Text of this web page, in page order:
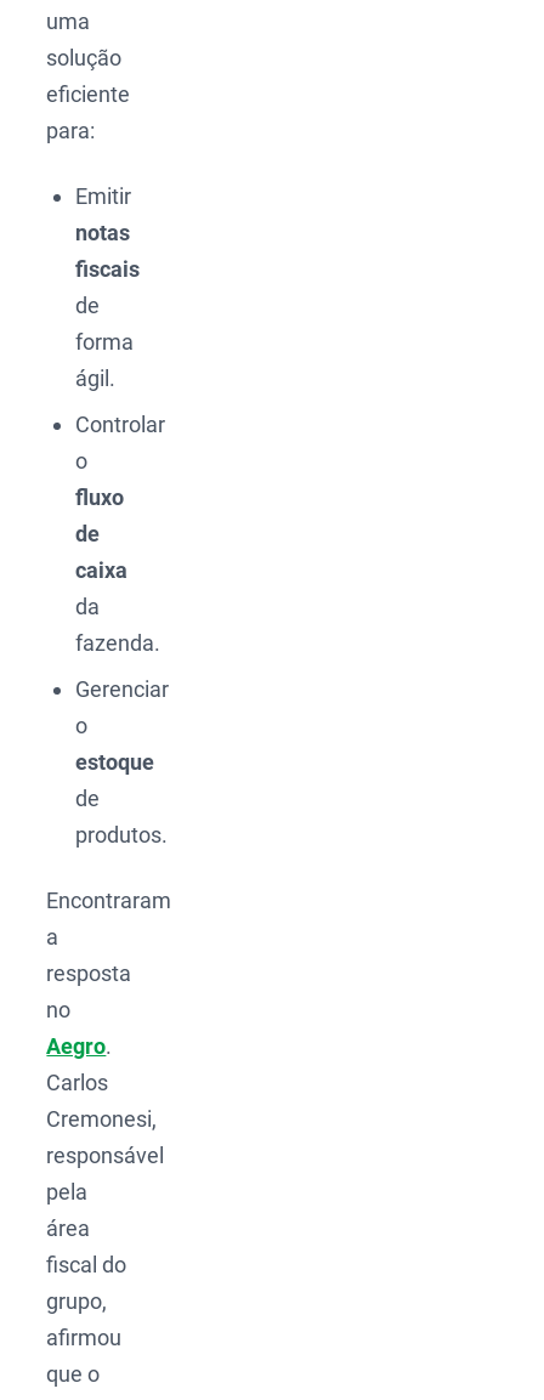
uma
solução
eficiente
para:
Emitir
notas
fiscais
de
forma
ágil.
Controlar
o
fluxo
de
caixa
da
fazenda.
Gerenciar
o
estoque
de
produtos.
Encontraram
a
resposta
no
Aegro.
Carlos
Cremonesi,
responsável
pela
área
fiscal do
grupo,
afirmou
que o